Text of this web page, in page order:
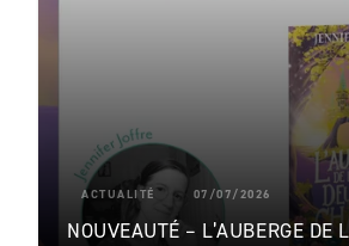
ACTUALITÉ 07/07/2026
NOUVEAUTÉ – L’AUBERGE DE